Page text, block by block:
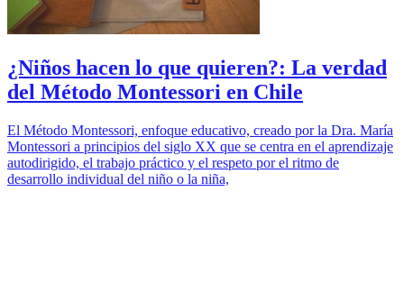
¿Niños hacen lo que quieren?: La verdad
del Método Montessori en Chile
El Método Montessori, enfoque educativo, creado por la Dra. María
Montessori a principios del siglo XX que se centra en el aprendizaje
autodirigido, el trabajo práctico y el respeto por el ritmo de
desarrollo individual del niño o la niña,